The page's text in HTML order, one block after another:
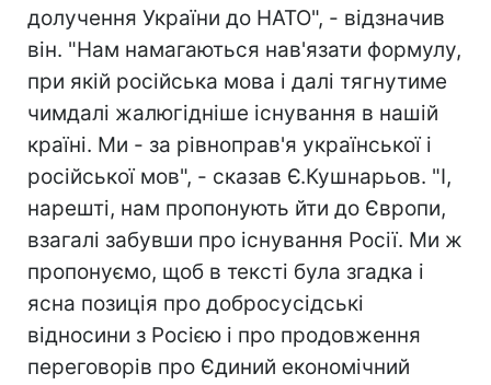
долучення України до НАТО", - відзначив
він. "Нам намагаються нав'язати формулу,
при якій російська мова і далі тягнутиме
чимдалі жалюгідніше існування в нашій
країні. Ми - за рівноправ'я української і
російської мов", - сказав Є.Кушнарьов. "І,
нарешті, нам пропонують йти до Європи,
взагалі забувши про існування Росії. Ми ж
пропонуємо, щоб в тексті була згадка і
ясна позиція про добросусідські
відносини з Росією і про продовження
переговорів про Єдиний економічний